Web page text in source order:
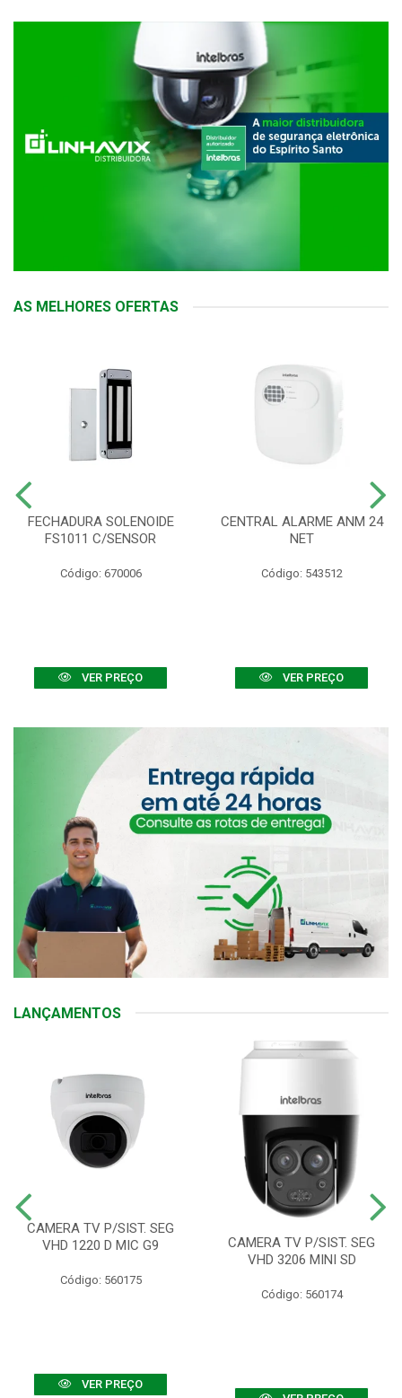
AS MELHORES OFERTAS
FECHADURA SOLENOIDE
FS1011 C/SENSOR
Código: 670006
VER PREÇO
CENTRAL ALARME ANM 24
NET
Código: 543512
VER PREÇO
LANÇAMENTOS
CAMERA TV P/SIST. SEG
VHD 1220 D MIC G9
Código: 560175
VER PREÇO
CAMERA TV P/SIST. SEG
VHD 3206 MINI SD
Código: 560174